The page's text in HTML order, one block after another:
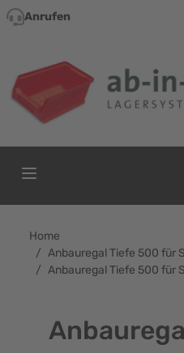
Direkt zum Inhalt
Anrufen
Home
/ Anbauregal Tiefe 500 für
/ Anbauregal Tiefe 500 für